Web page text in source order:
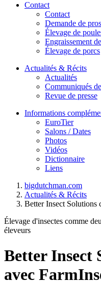
Contact
Contact
Demande de
Élevage de
Engraissement
Élevage de porcs
Actualités & Récits
Actualités
Communiqués
Revue de presse
Informations
EuroTier
Salons / Dates
Photos
Vidéos
Dictionnaire
Liens
bigdutchman.com
Actualités & Récits
Better Insect Solutions
Élevage d'insectes comme
éleveurs
Better Insect
avec